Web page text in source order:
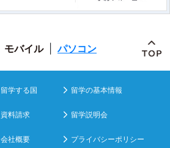
モバイル パソコン
留学する国 留学の基本情報
資料請求 留学説明会
会社概要 プライバシーポリシー